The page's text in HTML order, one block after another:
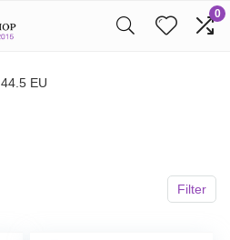
0
44.5 EU
Filter